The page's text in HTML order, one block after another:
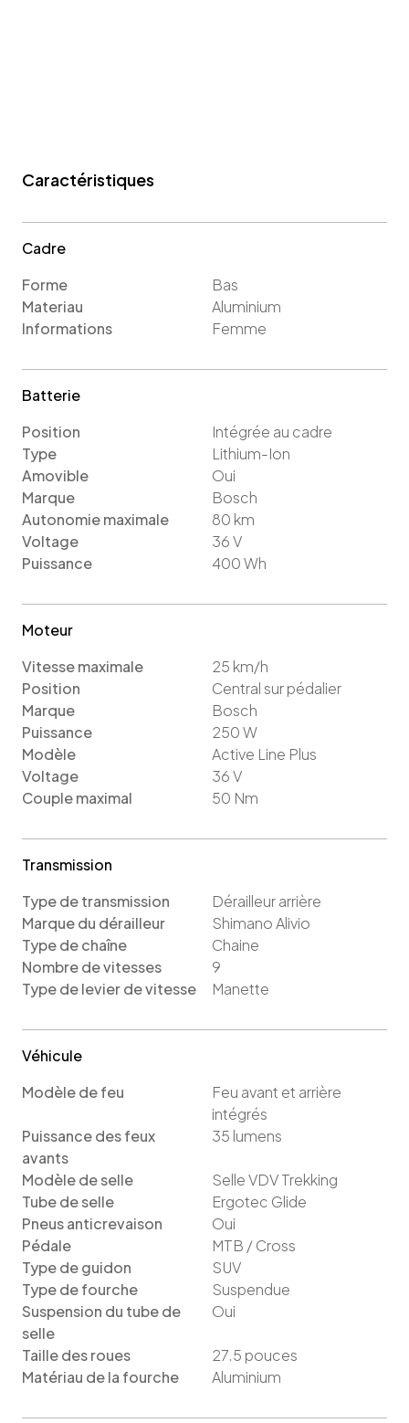
Caractéristiques
Cadre
Forme
Bas
Materiau
Aluminium
Informations
Femme
Batterie
Position
Intégrée au cadre
Type
Lithium-Ion
Amovible
Oui
Marque
Bosch
Autonomie maximale
80 km
Voltage
36V
Puissance
400Wh
Moteur
Vitesse maximale
25 km/h
Position
Central sur pédalier
Marque
Bosch
Puissance
250W
Modèle
Active Line Plus
Voltage
36V
Couple maximal
50 Nm
Transmission
Type de transmission
Dérailleur arrière
Marque du dérailleur
Shimano Alivio
Type de chaîne
Chaine
Nombre de vitesses
9
Type de levier de vitesse
Manette
Véhicule
Modèle de feu
Feu avant et arrière
intégrés
Puissance des feux
avants
35 lumens
Modèle de selle
Selle VDV Trekking
Tube de selle
Ergotec Glide
Pneus anticrevaison
Oui
Pédale
MTB / Cross
Type de guidon
SUV
Type de fourche
Suspendue
Suspension du tube de
selle
Oui
Taille des roues 27.5 pouces
Matériau de la fourche
Aluminium